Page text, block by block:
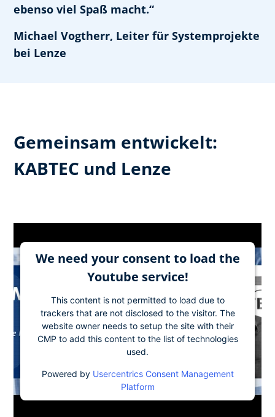
ebenso viel Spaß macht.“
Michael Vogtherr, Leiter für Systemprojekte
bei Lenze
Gemeinsam entwickelt:
KABTEC und Lenze
We need your consent to load the
Youtube service!
This content is not permitted to load due to
trackers that are not disclosed to the visitor. The
website owner needs to setup the site with their
CMP to add this content to the list of technologies
used.
Powered by Usercentrics Consent Management
Platform